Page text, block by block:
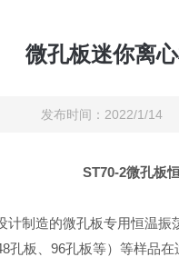
微孔板迷你离
发布时间：2022/1/14
ST70-2微孔板
制造的微孔板专用恒温
板、96孔板等）等样品在